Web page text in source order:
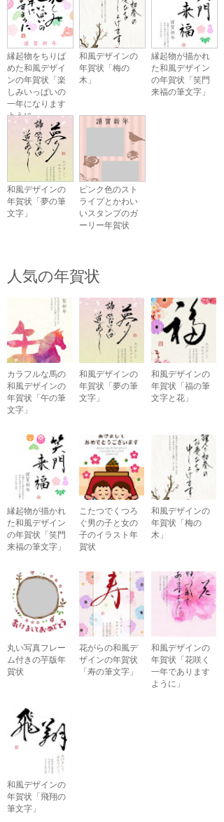
縁起物をちりば
めた和風デザイ
ンの年賀状「楽
しみいっぱいの
一年になります
ように」
和風デザインの
年賀状「梅の
木」
縁起物が描かれ
た和風デザイン
の年賀状「笑門
来福の筆文字」
和風デザインの
年賀状「夢の筆
文字」
ピンク色のスト
ライプとかわい
いスタンプのガ
ーリー年賀状
人気の年賀状
カラフルな馬の
和風デザインの
年賀状「午の筆
文字」
和風デザインの
年賀状「夢の筆
文字」
和風デザインの
年賀状「福の筆
文字と花」
縁起物が描かれ
た和風デザイン
の年賀状「笑門
来福の筆文字」
こたつでくつろ
ぐ男の子と女の
子のイラスト年
賀状
和風デザインの
年賀状「梅の
木」
丸い写真フレー
ム付きの芋版年
賀状
花がらの和風デ
ザインの年賀状
「寿の筆文字」
和風デザインの
年賀状「花咲く
一年であります
ように」
和風デザインの
年賀状「飛翔の
筆文字」